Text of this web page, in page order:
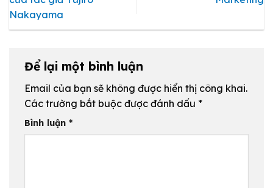
Nakayama
Để lại một bình luận
Email của bạn sẽ không được hiển thị công khai.
Các trường bắt buộc được đánh dấu *
Bình luận *